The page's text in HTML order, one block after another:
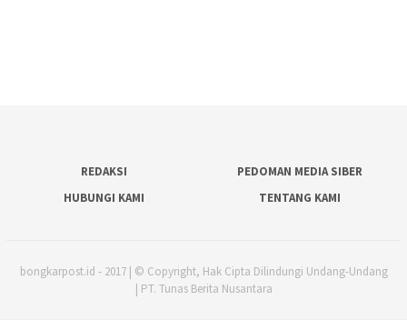
REDAKSI
PEDOMAN MEDIA SIBER
HUBUNGI KAMI
TENTANG KAMI
bongkarpost.id - 2017 | © Copyright, Hak Cipta Dilindungi Undang-Undang
| PT. Tunas Berita Nusantara